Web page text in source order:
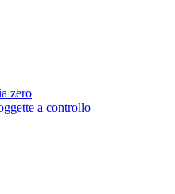
zero
a controllo